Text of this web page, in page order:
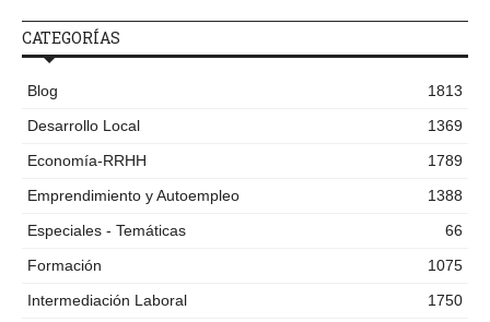
CATEGORÍAS
Blog
1813
Desarrollo Local
1369
Economía-RRHH
1789
Emprendimiento y Autoempleo
1388
Especiales - Temáticas
66
Formación
1075
Intermediación Laboral
1750